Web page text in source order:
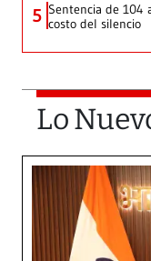
5 Sentencia de 104
costo del silencio
Lo